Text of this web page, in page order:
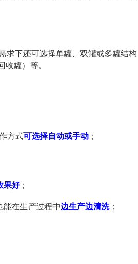
求下还可选择单罐、双罐或多罐结
罐）等。
方式可选择自动或手动 ；
果好；
能在生产过程中边生产边清洗；